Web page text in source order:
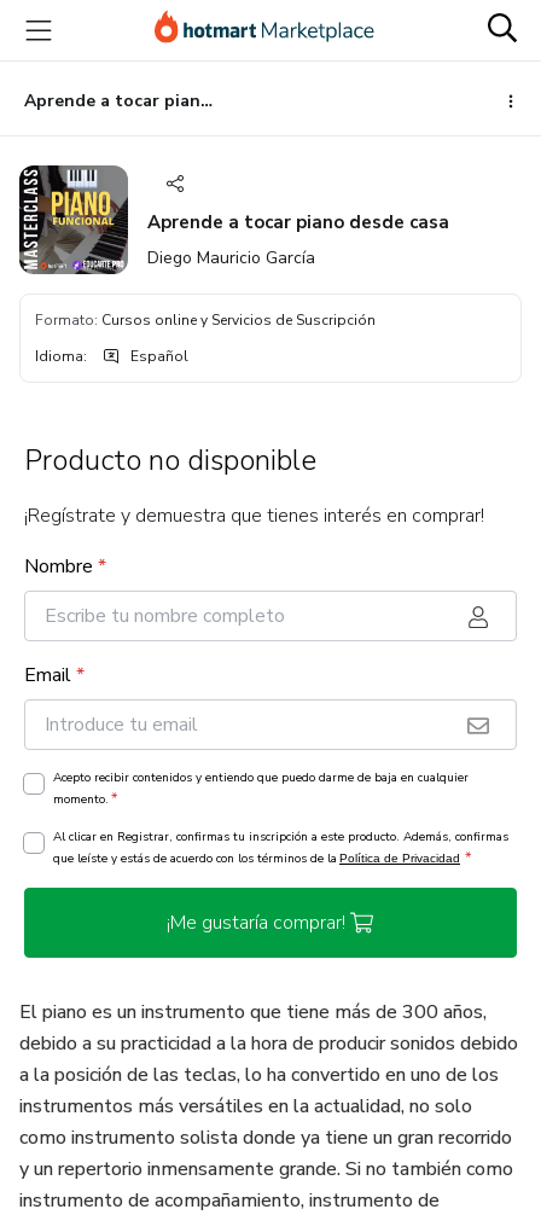
principal
página
de
página
Aprende a tocar piano desde casa
Aprende a tocar piano desde casa
Diego Mauricio García
Formato: Cursos online y Servicios de Suscripción
Idioma: Español
Producto no disponible
¡Regístrate y demuestra que tienes interés en comprar!
Nombre *
Email*
Acepto recibir contenidos y entiendo que puedo darme de baja en cualquier
momento. *
Al clicar en Registrar, confirmas tu inscripción a este producto. Además, confirmas
que leíste y estás de acuerdo con los términos de la Política de Privacidad *
¡Me gustaría comprar!
El piano es un instrumento que tiene más de 300 años,
debido a su practicidad a la hora de producir sonidos debido
a la posición de las teclas, lo ha convertido en uno de los
instrumentos más versátiles en la actualidad, no solo
como instrumento solista donde ya tiene un gran recorrido
y un repertorio inmensamente grande. Si no también como
instrumento de acompañamiento, instrumento de